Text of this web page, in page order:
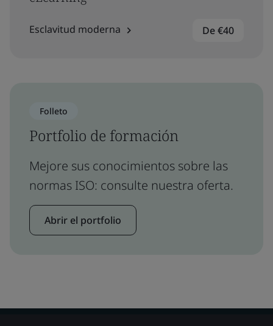
Esclavitud moderna De €40
Folleto
Portfolio de formación
Mejore sus conocimientos sobre las
normas ISO: consulte nuestra oferta.
Abrir el portfolio